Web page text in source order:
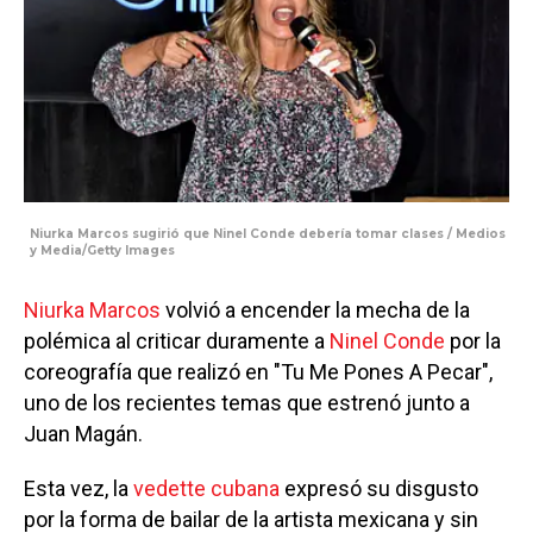
Niurka Marcos sugirió que Ninel Conde debería tomar clases / Medios
y Media/Getty Images
Niurka Marcos volvió a encender la mecha de la
polémica al criticar duramente a Ninel Conde por la
coreografía que realizó en "Tu Me Pones A Pecar",
uno de los recientes temas que estrenó junto a
Juan Magán.
Esta vez, la vedette cubana expresó su disgusto
por la forma de bailar de la artista mexicana y sin